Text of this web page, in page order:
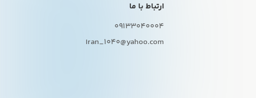
ارتباط با ما
09133040004
Iran_1040@yahoo.com